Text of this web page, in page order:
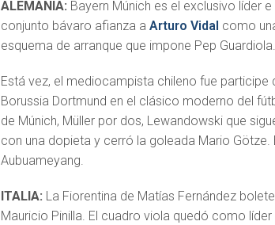
ALEMANIA: Bayern Múnich es el exclusivo líder
conjunto bávaro afianza aArturo Vidal como
esquema de arranque que impone Pep Guardiola.
Está vez, el mediocampista chileno fue participe
Borussia Dortmund en el clásico moderno del
de Múnich, Müller por dos, Lewandowski que
con una dopieta y cerró la goleada Mario
Aubuameyang.
ITALIA: La Fiorentina de Matías Fernández
Mauricio Pinilla. El cuadro viola quedó como